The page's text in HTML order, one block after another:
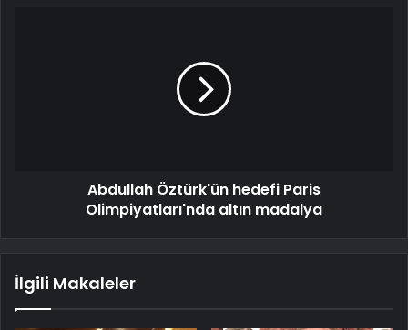
Abdullah Öztürk'ün hedefi Paris
Olimpiyatları'nda altın madalya
İlgili Makaleler